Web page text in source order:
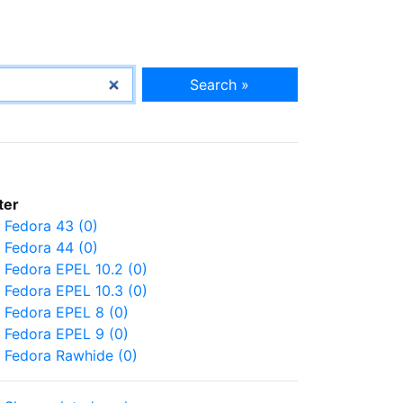
Search »
Fedora 43 (0)
Fedora 44 (0)
Fedora EPEL 10.2 (0)
Fedora EPEL 10.3 (0)
Fedora EPEL 8 (0)
Fedora EPEL 9 (0)
Fedora Rawhide (0)